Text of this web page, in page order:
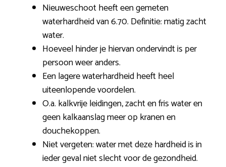
Nieuweschoot heeft een gemeten
waterhardheid van 6.70. Definitie: matig zacht
water.
Hoeveel hinder je hiervan ondervindt is per
persoon weer anders.
Een lagere waterhardheid heeft heel
uiteenlopende voordelen.
O.a. kalkvrije leidingen, zacht en fris water en
geen kalkaanslag meer op kranen en
douchekoppen.
Niet vergeten: water met deze hardheid is in
ieder geval niet slecht voor de gezondheid.